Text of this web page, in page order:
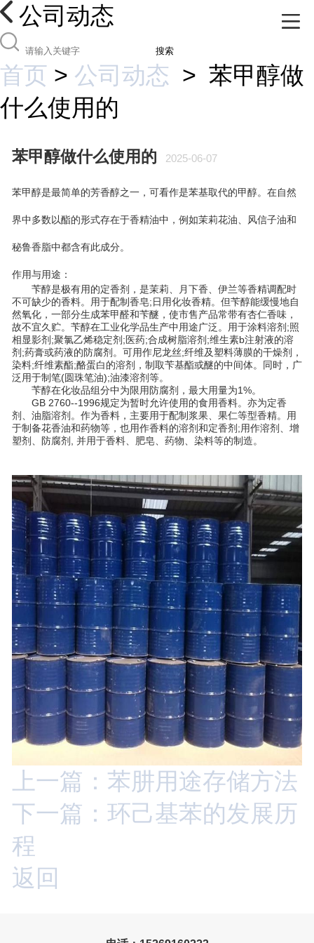
公司动态
搜索
首页 > 公司动态 > 苯甲醇做
什么使用的
苯甲醇做什么使用的 2025-06-07
苯甲醇是最简单的芳香醇之一，可看作是苯基取代的甲醇。在自然
界中多数以酯的形式存在于香精油中，例如茉莉花油、风信子油和
秘鲁香脂中都含有此成分。
作用与用途：
苄醇是极有用的定香剂，是茉莉、月下香、伊兰等香精调配时
不可缺少的香料。用于配制香皂;日用化妆香精。但苄醇能缓慢地自
然氧化，一部分生成苯甲醛和苄醚，使市售产品常带有杏仁香味，
故不宜久贮。苄醇在工业化学品生产中用途广泛。用于涂料溶剂;照
相显影剂;聚氯乙烯稳定剂;医药;合成树脂溶剂;维生素b注射液的溶
剂;药膏或药液的防腐剂。可用作尼龙丝;纤维及塑料薄膜的干燥剂，
染料;纤维素酯;酪蛋白的溶剂，制取苄基酯或醚的中间体。同时，广
泛用于制笔(圆珠笔油);油漆溶剂等。
苄醇在化妆品组分中为限用防腐剂，最大用量为1%。
GB 2760--1996规定为暂时允许使用的食用香料。亦为定香
剂、油脂溶剂。作为香料，主要用于配制浆果、果仁等型香精。用
于制备花香油和药物等，也用作香料的溶剂和定香剂;用作溶剂、增
塑剂、防腐剂, 并用于香料、肥皂、药物、染料等的制造。
上一篇：苯肼用途存储方法
下一篇：环己基苯的发展历
程
返回